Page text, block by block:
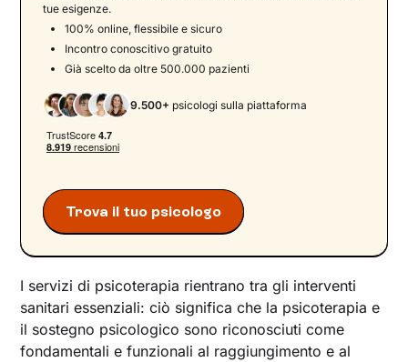
Disturbi che possono essere più o meno
adatti alla terapia online
Il ruolo del terapeuta online nella terapia a
distanza
‍L’alleanza terapeutica nella psicoterapia
online
Limiti e criticità della terapia online: la voce di
Strategie per migliorare l’adesione e superare
le difficoltà
Terapie online: quali sono gli obiettivi?
La psicoterapia online di Unobravo
tue esigenze.
Trova il tuo psicologo
100% online, flessibile e sicuro
Incontro conoscitivo gratuito
Già scelto da oltre 500.000 pazienti
9.500+ psicologi sulla piattaforma
I servizi di psicoterapia rientrano tra gli interventi
sanitari essenziali: ciò significa che la psicoterapia e
il sostegno psicologico sono riconosciuti come
fondamentali e funzionali al raggiungimento e al